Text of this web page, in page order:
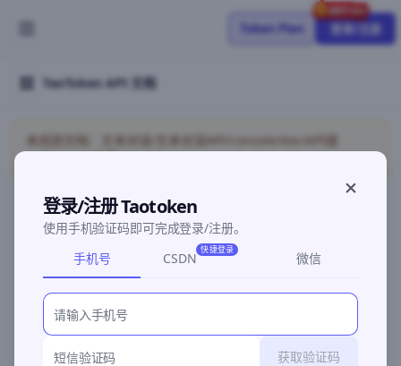
Token Plan 登录/注册
TaoToken API 文档
未找到文档：文本对话/文本对话API/console/doc/API接
©2026 深圳灵明智码科技有限公司粤ICP备2026096960号-3
登录/注册 Taotoken
使用手机验证码即可完成登录/注册。
手机号
CSDN
快捷登录
微信
获取验证码